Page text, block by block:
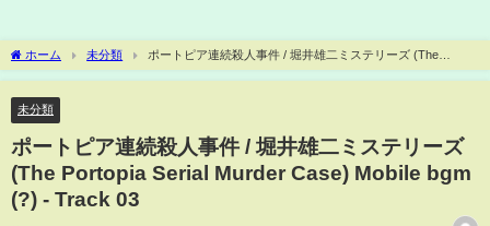
ホーム 未分類
ポートピア連続殺人事件 / 堀井雄二ミステリーズ (The
Portopia Serial Murder Case) Mobile bgm (?) - Track 03
未分類
ポートピア連続殺人事件 / 堀井雄二ミステリーズ
(The Portopia Serial Murder Case) Mobile bgm
(?) - Track 03